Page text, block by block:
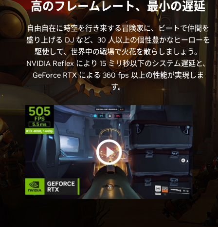
高のフレームレート、最小の遅延
自由自在に時空を行き来する冒険家に、ビートで仲間を
盛り上げる DJ など、30 人以上の個性豊かなヒーローを
駆使して、世界中の戦場で火花を散らしましょう。
NVIDIA Reflex により 15 ミリ秒以下のシステム遅延と、
GeForce RTX による 360 fps 以上の性能が実現しま
す。